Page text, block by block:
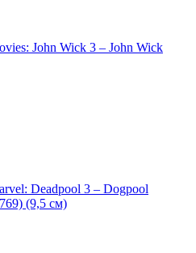
John Wick 3 – John Wick
Deadpool 3 – Dogpool
(9,5 см)